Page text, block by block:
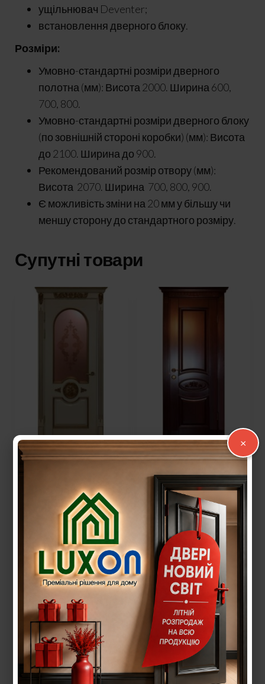
ущільнювач Deventer;
встановлення дверного блоку.
Розміри:
Умовно-стандартні розміри дверного
полотна (мм): Висота 2000. Ширина 600,
700, 800.
Умовно-стандартні розміри дверного блоку
(по зовнішній стороні коробки) (мм): Висота
до 2100. Ширина до 900.
Рекомендований розмір отвору (мм):
Висота 2070. Ширина 700, 800, 900.
Є можливість зміни на 20 мм у більшу чи
меншу сторону до стандартного розміру.
Супутні товари
Міжкімнатні двері з
19 184,00 грн.
Читати далі
Міжкімнатні двері з
17 246,00грн.
Читати далі
×